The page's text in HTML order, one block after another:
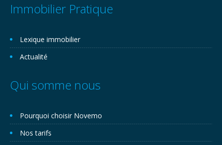
Immobilier Pratique
Lexique immobilier
Actualité
Qui somme nous
Pourquoi choisir Novemo
Nos tarifs